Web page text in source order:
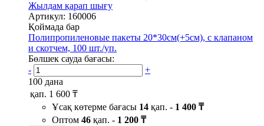
Жылдам қарап шығу
Артикул: 160006
Қоймада бар
Полипропиленовые пакеты 20*30см(+5см), с клапаном
и скотчем, 100 шт./уп.
Бөлшек сауда бағасы:
-
+
100 дана
қап. 1 600 ₸
Ұсақ көтерме бағасы 14 қап. - 1 400 ₸
Оптом 46 қап. - 1 200 ₸